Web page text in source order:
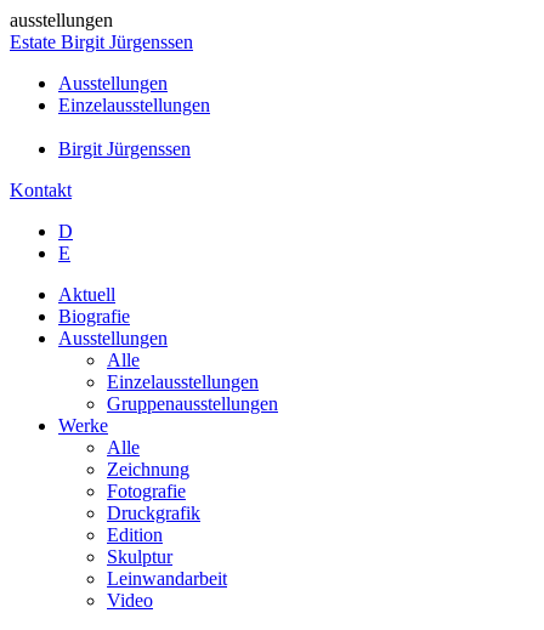
ausstellungen
Estate Birgit Jürgenssen
Ausstellungen
Einzelausstellungen
Birgit Jürgenssen
Kontakt
D
E
Aktuell
Biografie
Ausstellungen
Alle
Einzelausstellungen
Gruppenausstellungen
Werke
Alle
Zeichnung
Fotografie
Druckgrafik
Edition
Skulptur
Leinwandarbeit
Video